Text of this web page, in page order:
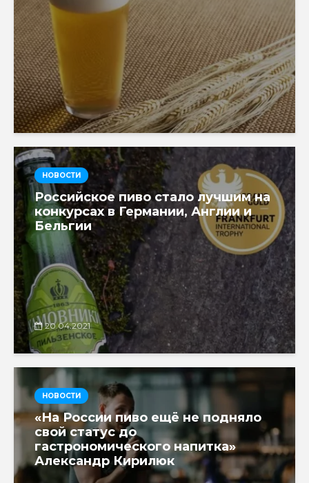
НОВОСТИ
Российское пиво стало лучшим на
конкурсах в Германии, Англии и
Бельгии
20.04.2021
НОВОСТИ
«На России пиво ещё не подняло
свой статус до
гастрономического напитка»
Александр Кирилюк